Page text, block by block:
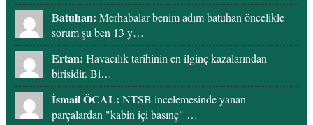
Batuhan: Merhabalar benim adım batuhan öncelikle
sorum şu ben 13 y…
Ertan: Havacılık tarihinin en ilginç kazalarından
birisidir. Bi…
İsmail ÖCAL: NTSB incelemesinde yanan
parçalardan "kabin içi basınç" …